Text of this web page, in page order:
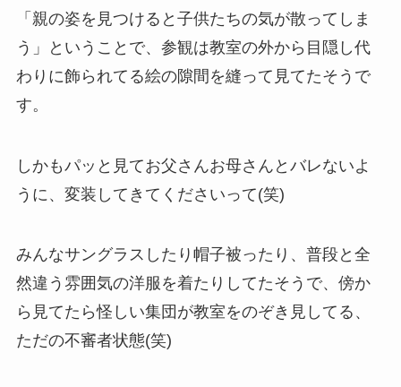
「親の姿を見つけると子供たちの気が散ってしま
う」ということで、参観は教室の外から目隠し代
わりに飾られてる絵の隙間を縫って見てたそうで
す。
しかもパッと見てお父さんお母さんとバレないよ
うに、変装してきてくださいって(笑)
みんなサングラスしたり帽子被ったり、普段と全
然違う雰囲気の洋服を着たりしてたそうで、傍か
ら見てたら怪しい集団が教室をのぞき見してる、
ただの不審者状態(笑)